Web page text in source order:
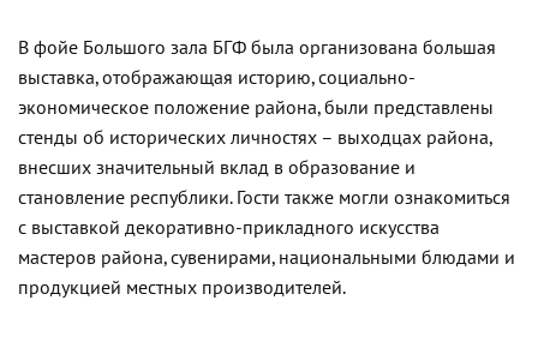
В фойе Большого зала БГФ была организована большая
выставка, отображающая историю, социально-
экономическое положение района, были представлены
стенды об исторических личностях – выходцах района,
внесших значительный вклад в образование и
становление республики. Гости также могли ознакомиться
с выставкой декоративно-прикладного искусства
мастеров района, сувенирами, национальными блюдами и
продукцией местных производителей.